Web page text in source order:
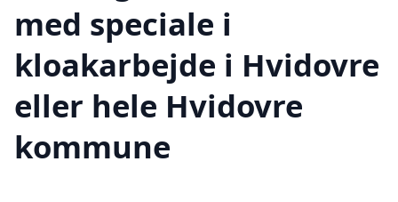
med speciale i
kloakarbejde i Hvidovre
eller hele Hvidovre
kommune